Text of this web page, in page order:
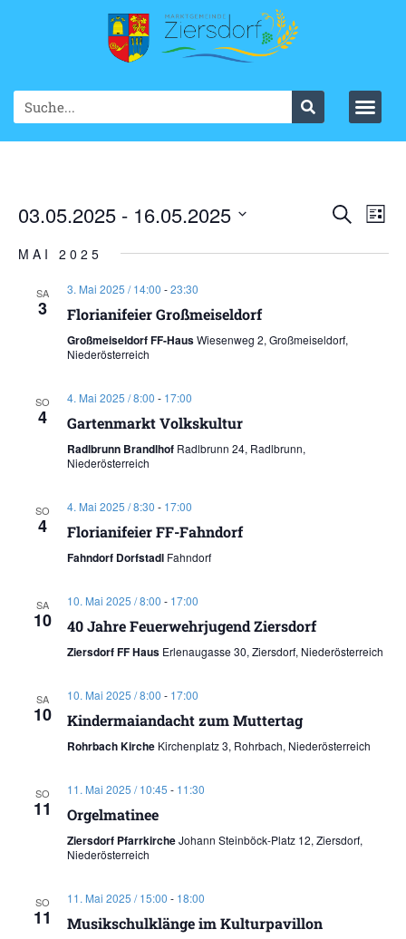
SucheList
03.05.2025 - 16.05.2025
wählen.
MAI 2025
SA
3
3. Mai 2025 / 14:00 -23:30
Florianifeier Großmeiseldorf
Großmeiseldorf FF-HausWiesenweg 2, Großmeiseldorf,
Niederösterreich
SO
4
4. Mai 2025 / 8:00 - 17:00
Gartenmarkt Volkskultur
Radlbrunn Brandlhof Radlbrunn 24, Radlbrunn,
Niederösterreich
SO
4
4. Mai 2025 / 8:30 - 17:00
Florianifeier FF-Fahndorf
Fahndorf Dorfstadl Fahndorf
SA
10
10. Mai 2025 / 8:00 - 17:00
40 Jahre Feuerwehrjugend Ziersdorf
Ziersdorf FF Haus Erlenaugasse 30, Ziersdorf, Niederösterreich
SA
10
10. Mai 2025 / 8:00 - 17:00
Kindermaiandacht zum Muttertag
Rohrbach Kirche Kirchenplatz 3, Rohrbach, Niederösterreich
SO
11
11. Mai 2025 / 10:45 - 11:30
Orgelmatinee
Ziersdorf PfarrkircheJohann Steinböck-Platz 12, Ziersdorf,
Niederösterreich
SO
11
11. Mai 2025 / 15:00 - 18:00
Musikschulklänge im Kulturpavillon